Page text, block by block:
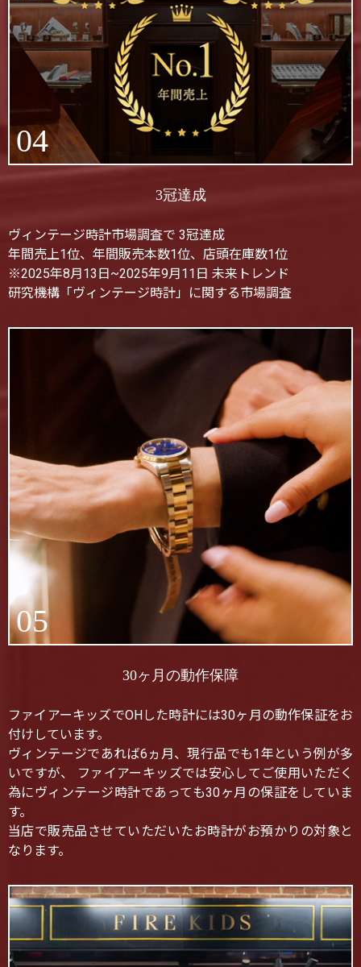
04
3冠達成
ヴィンテージ時計市場調査で 3冠達成
年間売上1位、年間販売本数1位、店頭在庫数1位
※2025年8月13日~2025年9月11日 未来トレンド
研究機構「ヴィンテージ時計」に関する市場調査
05
30ヶ月の動作保障
ファイアーキッズでOHした時計には30ヶ月の動作保証をお
付けしています。
ヴィンテージであれば6ヵ月、現行品でも1年という例が多
いですが、 ファイアーキッズでは安心してご使用いただく
為にヴィンテージ時計であっても30ヶ月の保証をしていま
す。
当店で販売品させていただいたお時計がお預かりの対象と
なります。